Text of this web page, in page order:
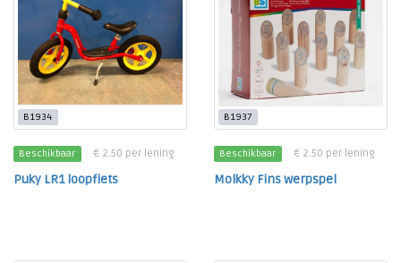
B1934
Beschikbaar € 2.50 per lening
Puky LR1 loopfiets
B1937
Beschikbaar € 2.50 per lening
Molkky Fins werpspel